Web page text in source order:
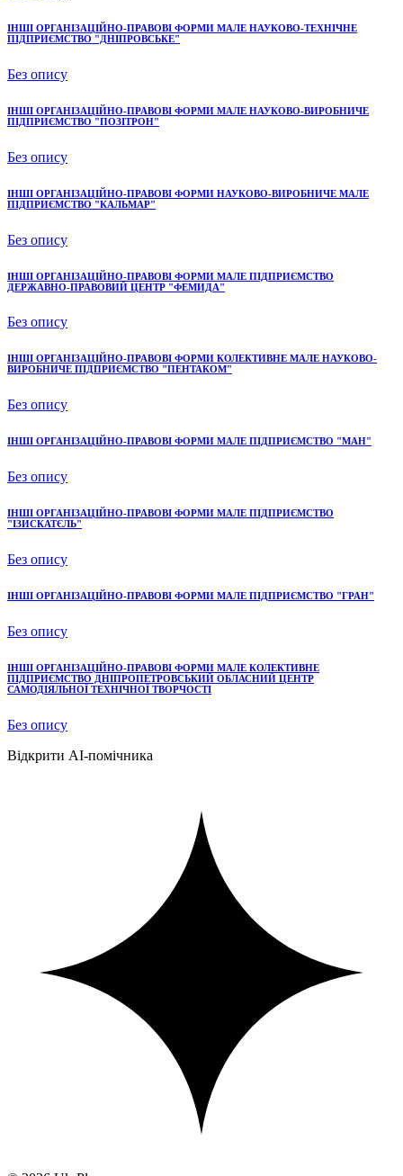
ІНШІ ОРГАНІЗАЦІЙНО-ПРАВОВІ ФОРМИ МАЛЕ НАУКОВО-ТЕХНІЧНЕ
ПІДПРИЄМСТВО "ДНІПРОВСЬКЕ"
Без опису
ІНШІ ОРГАНІЗАЦІЙНО-ПРАВОВІ ФОРМИ МАЛЕ НАУКОВО-ВИРОБНИЧЕ
ПІДПРИЄМСТВО "ПОЗІТРОН"
Без опису
ІНШІ ОРГАНІЗАЦІЙНО-ПРАВОВІ ФОРМИ НАУКОВО-ВИРОБНИЧЕ МАЛЕ
ПІДПРИЄМСТВО "КАЛЬМАР"
Без опису
ІНШІ ОРГАНІЗАЦІЙНО-ПРАВОВІ ФОРМИ МАЛЕ ПІДПРИЄМСТВО
ДЕРЖАВНО-ПРАВОВИЙ ЦЕНТР "ФЕМИДА"
Без опису
ІНШІ ОРГАНІЗАЦІЙНО-ПРАВОВІ ФОРМИ КОЛЕКТИВНЕ МАЛЕ НАУКОВО-
ВИРОБНИЧЕ ПІДПРИЄМСТВО "ПЕНТАКОМ"
Без опису
ІНШІ ОРГАНІЗАЦІЙНО-ПРАВОВІ ФОРМИ МАЛЕ ПІДПРИЄМСТВО "МАН"
Без опису
ІНШІ ОРГАНІЗАЦІЙНО-ПРАВОВІ ФОРМИ МАЛЕ ПІДПРИЄМСТВО
"ІЗИСКАТЄЛЬ"
Без опису
ІНШІ ОРГАНІЗАЦІЙНО-ПРАВОВІ ФОРМИ МАЛЕ ПІДПРИЄМСТВО "ГРАН"
Без опису
ІНШІ ОРГАНІЗАЦІЙНО-ПРАВОВІ ФОРМИ МАЛЕ КОЛЕКТИВНЕ
ПІДПРИЄМСТВО ДНІПРОПЕТРОВСЬКИЙ ОБЛАСНИЙ ЦЕНТР
САМОДІЯЛЬНОЇ ТЕХНІЧНОЇ ТВОРЧОСТІ
Без опису
Відкрити AI-помічника